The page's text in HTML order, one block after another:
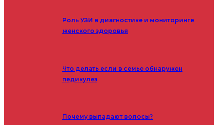
Роль УЗИ в диагностике и мониторинге
женского здоровья
Что делать если в семье обнаружен
педикулез
Почему выпадают волосы?